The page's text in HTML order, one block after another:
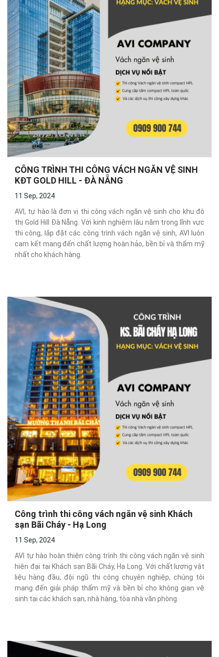
CÔNG TRÌNH THI CÔNG VÁCH NGĂN VỆ SINH
KĐT GOLD HILL - ĐÀ NẴNG
11 Sep, 2024
AVI, tự hào là đơn vị thi công vách ngăn vệ sinh cho khu đô
thị Gold Hill Đà Nẵng. Với kinh nghiệm lâu năm trong lĩnh vực
thi công, lắp đặt các công trình vách ngăn vệ sinh, AVI luôn
cam kết mang đến chất lượng hoàn hảo, bền bỉ và thẩm mỹ
nhất cho khách hàng.
Công trình thi công vách ngăn vệ sinh Khách
sạn Bãi Cháy - Hạ Long
11 Sep, 2024
AVI tự hào hoàn thiện công trình thi công vách ngăn vệ sinh
hiện đại tại Khách sạn Bãi Cháy, Hạ Long. Với chất lượng vật
liệu hàng đầu, đội ngũ thi công chuyên nghiệp, chúng tôi
mang đến giải pháp thẩm mỹ và bền bỉ cho không gian vệ
sinh tại các khách sạn, nhà hàng, tòa nhà văn phòng.